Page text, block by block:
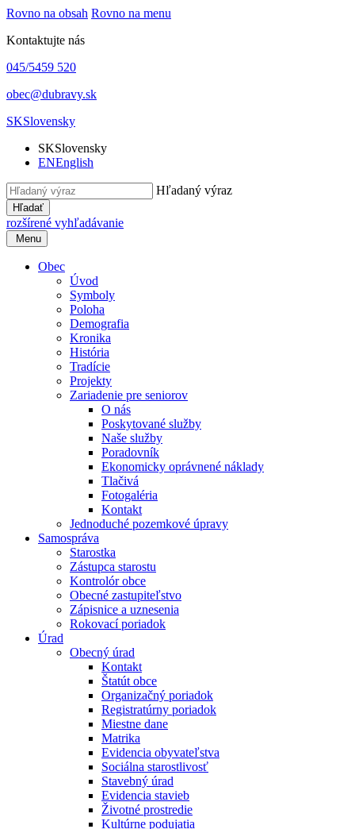
Rovno na obsah Rovno na menu
Kontaktujte nás
045/5459 520
obec@dubravy.sk
SKSlovensky
SKSlovensky
ENEnglish
Hľadaný výraz
Hľadať
rozšírené vyhľadávanie
Menu
Obec
Úvod
Symboly
Poloha
Demografia
Kronika
História
Tradície
Projekty
Zariadenie pre seniorov
O nás
Poskytované služby
Naše služby
Poradovník
Ekonomicky oprávnené náklady
Tlačivá
Fotogaléria
Kontakt
Jednoduché pozemkové úpravy
Samospráva
Starostka
Zástupca starostu
Kontrolór obce
Obecné zastupiteľstvo
Zápisnice a uznesenia
Rokovací poriadok
Úrad
Obecný úrad
Kontakt
Štatút obce
Organizačný poriadok
Registratúrny poriadok
Miestne dane
Matrika
Evidencia obyvateľstva
Sociálna starostlivosť
Stavebný úrad
Evidencia stavieb
Životné prostredie
Kultúrne podujatia